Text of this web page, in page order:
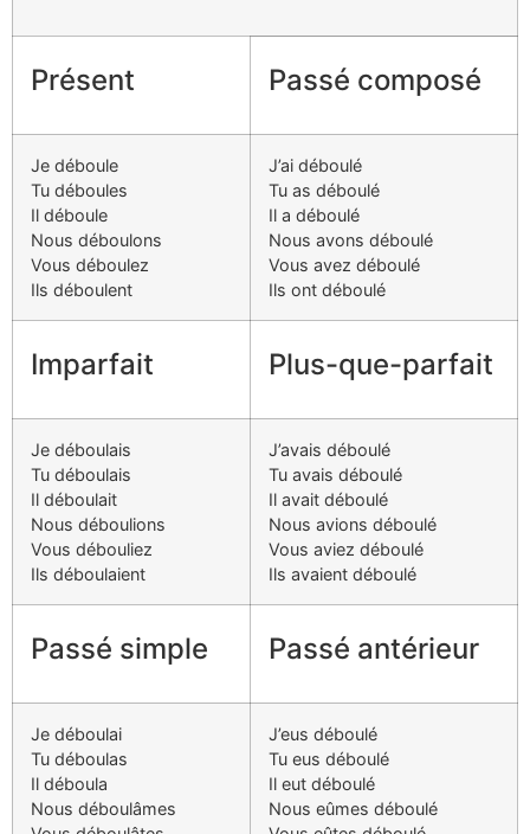
Présent Passé composé
Je déboule
Tu déboules
Il déboule
Nous déboulons
Vous déboulez
Ils déboulent
J’ai déboulé
Tu as déboulé
Il a déboulé
Nous avons déboulé
Vous avez déboulé
Ils ont déboulé
Imparfait Plus-que-parfait
Je déboulais
Tu déboulais
Il déboulait
Nous déboulions
Vous débouliez
Ils déboulaient
J’avais déboulé
Tu avais déboulé
Il avait déboulé
Nous avions déboulé
Vous aviez déboulé
Ils avaient déboulé
Passé simple Passé antérieur
Je déboulai
Tu déboulas
Il déboula
Nous déboulâmes
J’eus déboulé
Tu eus déboulé
Il eut déboulé
Nous eûmes déboulé